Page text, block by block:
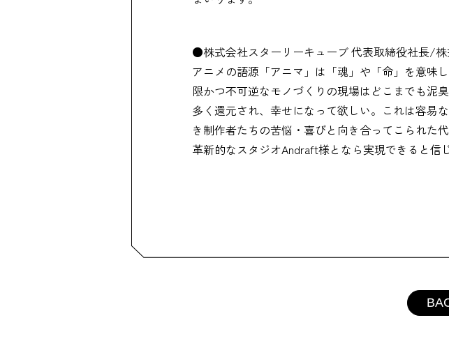
●株式会社スターリーキューブ 代表取締役社長/
アニメの語源「アニマ」は「魂」や「命」を意味
限かつ不可逆なモノづくりの現場はどこまでも泥
多く還元され、幸せになって欲しい。これは容易
き制作者たちの苦悩・喜びと向き合ってこられた
革新的なスタジオAndraft様となら実現できると信